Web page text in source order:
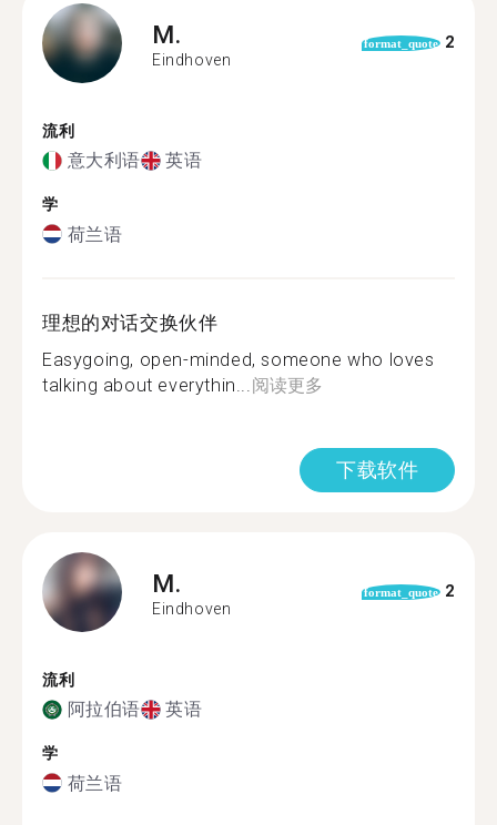
M.
Eindhoven
format_quote 2
流利
意大利语 英语
学
荷兰语
理想的对话交换伙伴
Easygoing, open-minded, someone who loves
talking about everythin... 阅读更多
下载软件
M.
Eindhoven
format_quote 2
流利
阿拉伯语 英语
学
荷兰语